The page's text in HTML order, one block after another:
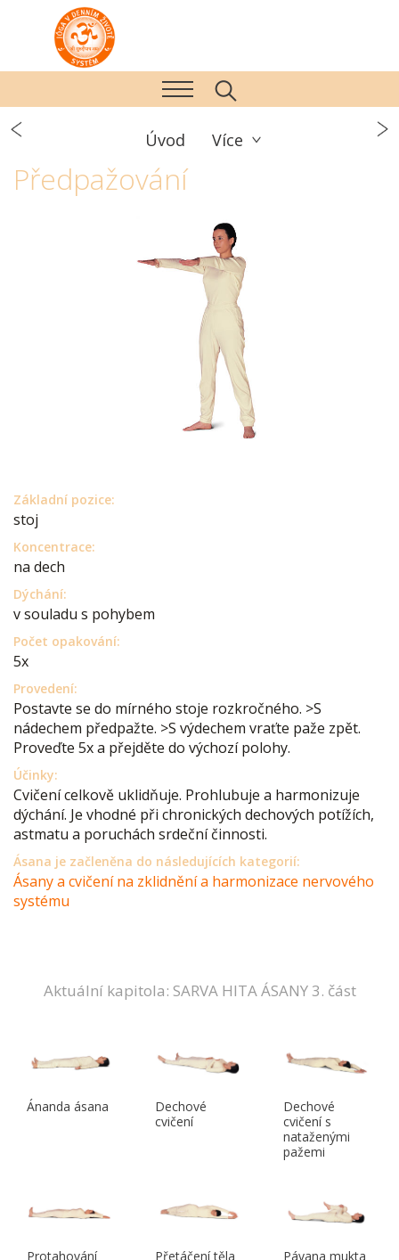
Úvod Více
Předpažování
Základní pozice:
stoj
Koncentrace:
na dech
Dýchání:
v souladu s pohybem
Počet opakování:
5x
Provedení:
Postavte se do mírného stoje rozkročného. >S
nádechem předpažte. >S výdechem vraťte paže zpět.
Proveďte 5x a přejděte do výchozí polohy.
Účinky:
Cvičení celkově uklidňuje. Prohlubuje a harmonizuje
dýchání. Je vhodné při chronických dechových potížích,
astmatu a poruchách srdeční činnosti.
Ásana je začleněna do následujících kategorií:
Ásany a cvičení na zklidnění a harmonizace nervového
systému
Aktuální kapitola: SARVA HITA ÁSANY 3. část
Ánanda ásana
Dechové
cvičení
Dechové
cvičení s
nataženými
pažemi
Protahování
Přetáčení těla
Pávana mukta